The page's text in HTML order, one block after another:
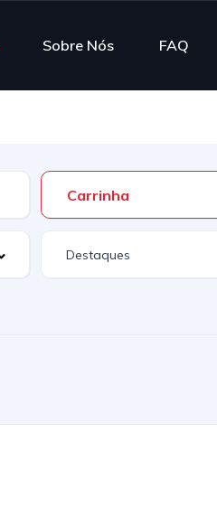
Sobre Nós FAQ
Carrinha
Destaques